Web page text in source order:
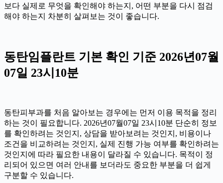
보다 실제로 무엇을 확인해야 하는지, 어떤 부분을 다시 점검
해야 하는지 차분히 살펴보는 것이 좋습니다.
동탄임플란트 기본 확인 기준 2026년07월
07일 23시10분
동탄피부과를 처음 알아보는 경우에는 먼저 이용 목적을 정리
하는 것이 필요합니다. 2026년07월07일 23시10분 단순히 정보
를 확인하려는 것인지, 상담을 받아보려는 것인지, 비용이나
조건을 비교하려는 것인지, 실제 진행 가능 여부를 확인하려는
것인지에 따라 필요한 내용이 달라질 수 있습니다. 목적이 정
리되어 있으면 여러 안내를 보더라도 중요한 부분을 더 쉽게
구분할 수 있습니다.